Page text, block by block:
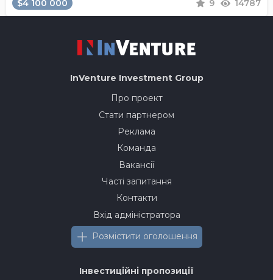
$4 100 000 9 14787
InVenture Investment Group
Про проект
Стати партнером
Реклама
Команда
Вакансії
Часті запитання
Контакти
Вхід адміністратора
Розмістити оголошення
Інвестиційні пропозиції